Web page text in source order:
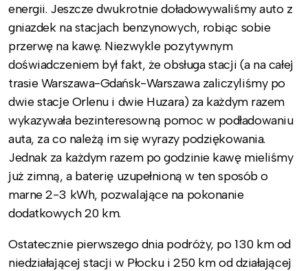
energii. Jeszcze dwukrotnie doładowywaliśmy auto z
gniazdek na stacjach benzynowych, robiąc sobie
przerwę na kawę. Niezwykle pozytywnym
doświadczeniem był fakt, że obsługa stacji (a na całej
trasie Warszawa-Gdańsk-Warszawa zaliczyliśmy po
dwie stacje Orlenu i dwie Huzara) za każdym razem
wykazywała bezinteresowną pomoc w podładowaniu
auta, za co należą im się wyrazy podziękowania.
Jednak za każdym razem po godzinie kawę mieliśmy
już zimną, a baterię uzupełnioną w ten sposób o
marne 2-3 kWh, pozwalające na pokonanie
dodatkowych 20 km.
Ostatecznie pierwszego dnia podróży, po 130 km od
niedziałającej stacji w Płocku i 250 km od działającej